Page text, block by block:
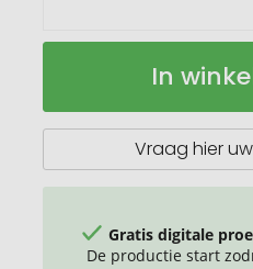
TeaFlyer
incl.
Op
In
Vraag hier
Gratis digitale
De productie start